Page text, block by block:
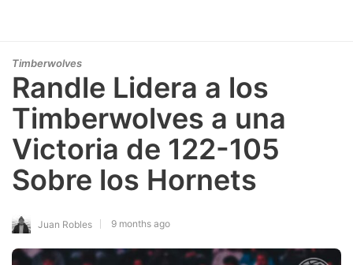
Timberwolves
Randle Lidera a los
Timberwolves a una
Victoria de 122-105
Sobre los Hornets
Juan Robles 9 months ago